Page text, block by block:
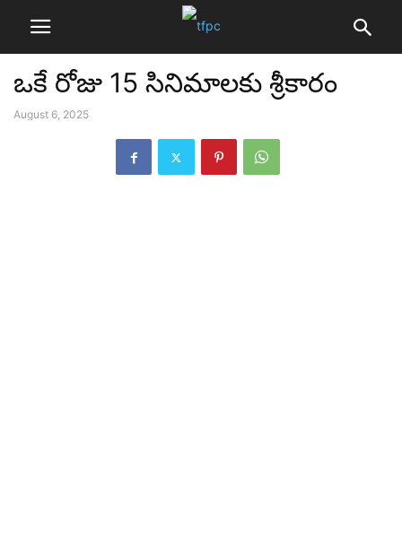
ఒకే రోజు 15 సినిమాలకు శ్రీకారం
August 6, 2025